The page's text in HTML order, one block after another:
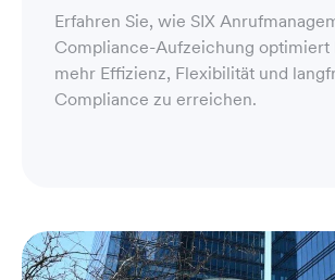
Erfahren Sie, wie SIX
Compliance-Aufzeichung optimiert
mehr Effizienz, Flexibilität und
Compliance zu erreichen.